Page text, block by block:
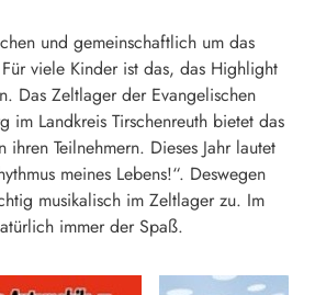
und gemeinschaftlich um das
viele Kinder ist das, das Highlight
Das Zeltlager der Evangelischen
im Landkreis Tirschenreuth bietet das
ihren Teilnehmern. Dieses Jahr lautet
meines Lebens!“. Deswegen
musikalisch im Zeltlager zu. Im
immer der Spaß.